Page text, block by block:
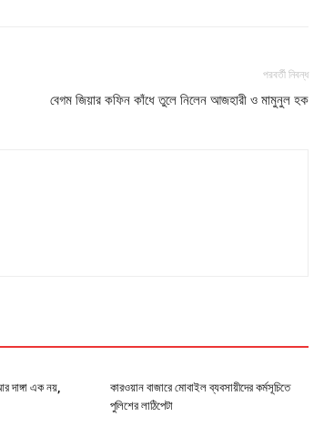
পরবর্তী নিবন্ধ
বেগম জিয়ার কফিন কাঁধে তুলে নিলেন আজহারী ও মামুনুল হক
দাঙ্গা এক নয়,
কারওয়ান বাজারে মোবাইল ব্যবসায়ীদের কর্মসূচিতে
পুলিশের লাঠিপেটা